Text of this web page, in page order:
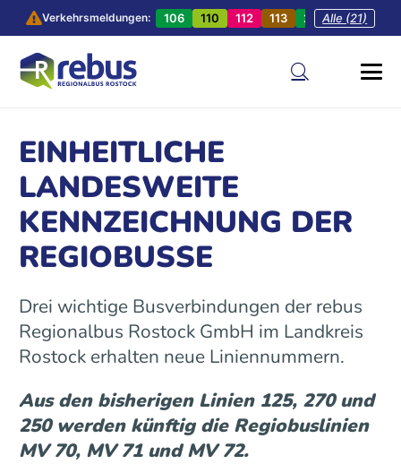
Verkehrsmeldungen: 106 110 112 113 201 202
Alle (21)
EINHEITLICHE
LANDESWEITE
KENNZEICHNUNG DER
REGIOBUSSE
Drei wichtige Busverbindungen der rebus
Regionalbus Rostock GmbH im Landkreis
Rostock erhalten neue Liniennummern.
Aus den bisherigen Linien 125, 270 und
250 werden künftig die Regiobuslinien
MV 70, MV 71 und MV 72.